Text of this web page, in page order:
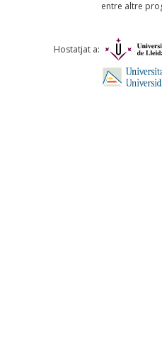
Comentari *
entre altre
Hostatjat a: